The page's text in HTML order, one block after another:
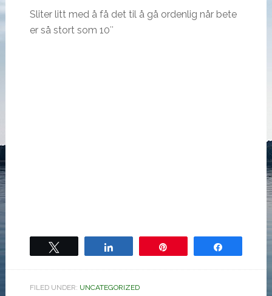
Sliter litt med å få det til å gå ordenlig når bete
er så stort som 10″
FILED UNDER: UNCATEGORIZED